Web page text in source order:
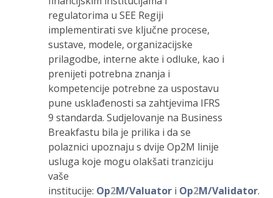
regulatorima u SEE Regiji
implementirati sve ključne procese,
sustave, modele, organizacijske
prilagodbe, interne akte i odluke, kao i
prenijeti potrebna znanja i
kompetencije potrebne za uspostavu
pune usklađenosti sa zahtjevima IFRS
9 standarda. Sudjelovanje na Business
Breakfastu bila je prilika i da se
polaznici upoznaju s dvije Op2M linije
usluga koje mogu olakšati tranziciju
vaše
institucije: Op2M/Valuator i Op2M/Validator.